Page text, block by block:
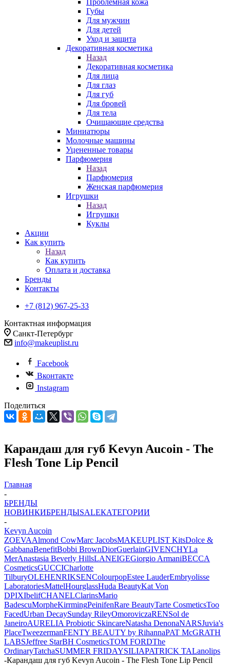
Проблемная кожа
Губы
Для мужчин
Для детей
Уход и защита
Декоративная косметика
Назад
Декоративная косметика
Для лица
Для глаз
Для губ
Для бровей
Для тела
Очищающие средства
Миниатюры
Молочные машины
Уцененные товары
Парфюмерия
Назад
Парфюмерия
Женская парфюмерия
Игрушки
Назад
Игрушки
Куклы
Акции
Как купить
Назад
Как купить
Оплата и доставка
Бренды
Контакты
+7 (812) 967-25-33
Контактная информация
Санкт-Петербург
info@makeuplist.ru
Facebook
Вконтакте
Instagram
Поделиться
Карандаш для губ Kevyn Aucoin - The
Flesh Tone Lip Pencil
Главная
-
БРЕНДЫ
НОВИНКИБРЕНДЫSALEКАТЕГОРИИ
-
Kevyn Aucoin
ZOEVAAlmond CowMarc JacobsMAKEUPLIST KitsDolce &
GabbanaBenefitBobbi BrownDiorGuerlainGIVENCHYLa
MerAnastasia Beverly HillsLANEIGEGiorgio ArmaniBECCA
CosmeticsGUCCICharlotte
TilburyOLEHENRIKSENColourpopEstee LauderEmbryolisse
LaboratoriesMattelHourglassHuda BeautyKat Von
DPIXIbelifCHANELClarinsMario
BadescuMorpheKirrmingPeinifenRare BeautyTarte CosmeticsToo
FacedUrban DecaySunday RileyOmoroviczaRENSol de
JaneiroAURELIA Probiotic SkincareNatasha DenonaNARSJuvia's
PlaceTweezermanFENTY BEAUTY by RihannaPAT McGRATH
LABSJeffree StarBH CosmeticsTOM FORDThe
OrdinaryTatchaSUMMER FRIDAYSILIAPATRICK TALanolips
-Карандаш для губ Kevyn Aucoin - The Flesh Tone Lip Pencil